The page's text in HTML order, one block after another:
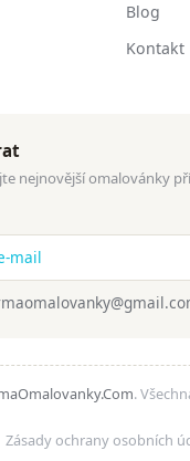
Blog
Kontakt
nejnovější omalovánky
.
Zásady ochrany osobních